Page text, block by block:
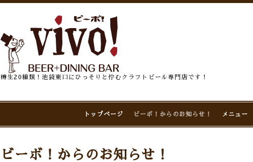
樽生20種類！池袋東口にひっそりと佇むクラフトビール専門店です！
トップページ ビーボ！からのお知らせ！ メニュー
ビーボ！からのお知らせ！